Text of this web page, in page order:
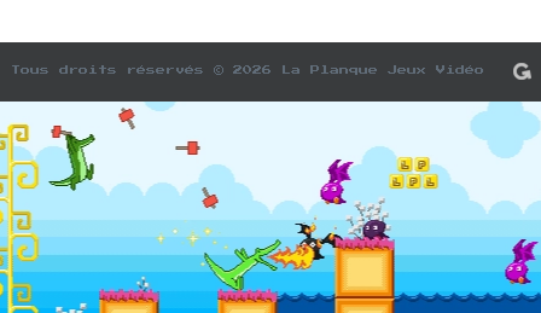
Tous droits réservés © 2026 La Planque Jeux Vidéo